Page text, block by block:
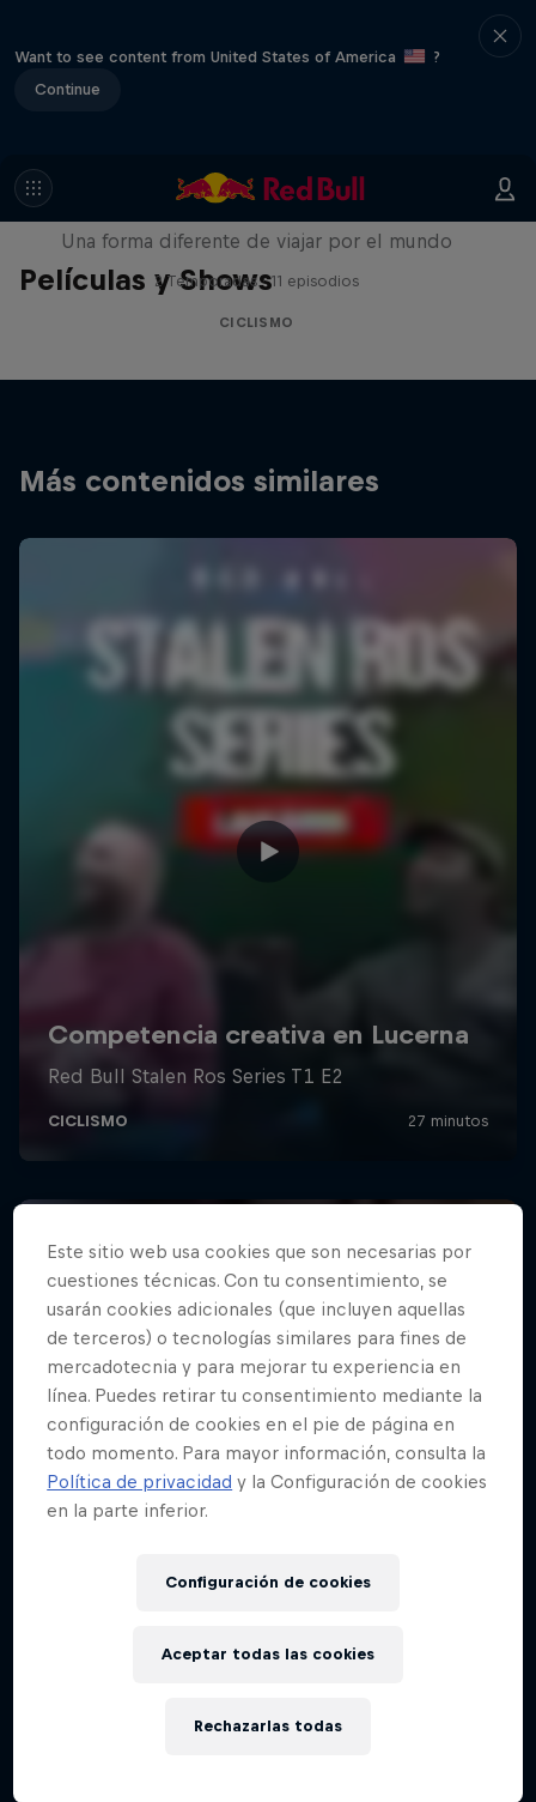
Want to see content from United States of America
?
Continue
Películas y Shows
Cycling Around the World
Una forma diferente de viajar por el mundo
2 Temporadas · 11 episodios
CICLISMO
Más contenidos similares
Este sitio web usa cookies que son necesarias por
cuestiones técnicas. Con tu consentimiento, se
usarán cookies adicionales (que incluyen aquellas
de terceros) o tecnologías similares para fines de
mercadotecnia y para mejorar tu experiencia en
línea. Puedes retirar tu consentimiento mediante la
configuración de cookies en el pie de página en
todo momento. Para mayor información, consulta la
Política de privacidad y la Configuración de cookies
en la parte inferior.
Configuración de cookies
Rechazarlas todas
Aceptar todas las cookies